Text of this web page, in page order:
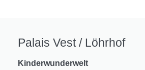
Palais Vest / Löhrhof
Kinderwunderwelt